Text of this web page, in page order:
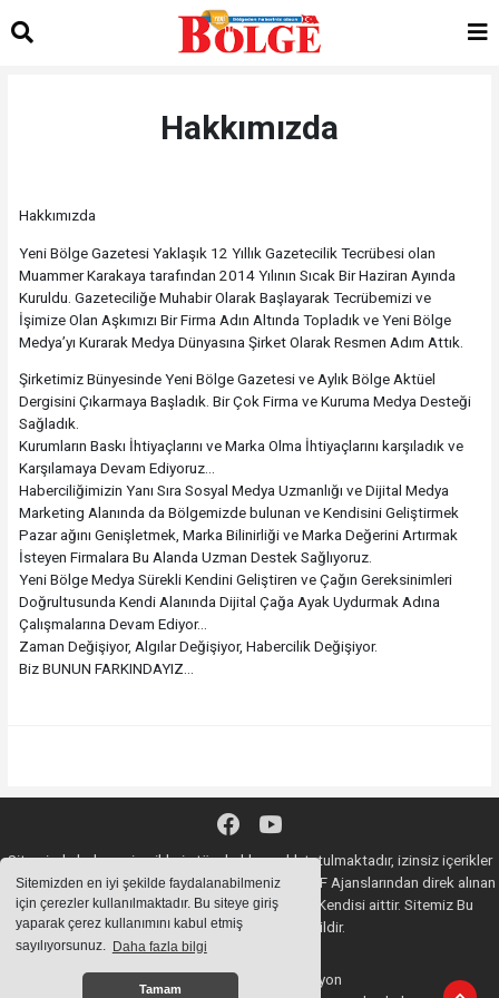
Sitemizden en iyi şekilde faydalanabilmeniz
için çerezler kullanılmaktadır. Bu siteye giriş
yaparak çerez kullanımını kabul etmiş
sayılıyorsunuz. Daha fazla bilgi
Tamam
Hakkımızda
Hakkımızda
Yeni Bölge Gazetesi Yaklaşık 12 Yıllık Gazetecilik Tecrübesi olan
Muammer Karakaya tarafından 2014 Yılının Sıcak Bir Haziran Ayında
Kuruldu. Gazeteciliğe Muhabir Olarak Başlayarak Tecrübemizi ve
İşimize Olan Aşkımızı Bir Firma Adın Altında Topladık ve Yeni Bölge
Medya’yı Kurarak Medya Dünyasına Şirket Olarak Resmen Adım Attık.
Şirketimiz Bünyesinde Yeni Bölge Gazetesi ve Aylık Bölge Aktüel
Dergisini Çıkarmaya Başladık. Bir Çok Firma ve Kuruma Medya Desteği
Sağladık.
Kurumların Baskı İhtiyaçlarını ve Marka Olma İhtiyaçlarını karşıladık ve
Karşılamaya Devam Ediyoruz...
Haberciliğimizin Yanı Sıra Sosyal Medya Uzmanlığı ve Dijital Medya
Marketing Alanında da Bölgemizde bulunan ve Kendisini Geliştirmek
Pazar ağını Genişletmek, Marka Bilinirliği ve Marka Değerini Artırmak
İsteyen Firmalara Bu Alanda Uzman Destek Sağlıyoruz.
Yeni Bölge Medya Sürekli Kendini Geliştiren ve Çağın Gereksinimleri
Doğrultusunda Kendi Alanında Dijital Çağa Ayak Uydurmak Adına
Çalışmalarına Devam Ediyor...
Zaman Değişiyor, Algılar Değişiyor, Habercilik Değişiyor.
Biz BUNUN FARKINDAYIZ...
Sitemizde bulunan içeriklerin tüm hakları saklı tutulmaktadır, izinsiz içerikler
kullanılamaz. Copyright 2020© AA, İHA, DHA, İGF Ajanslarından direk alınan
haberlerin YASAL SORUMLULUĞU Ajansların Kendisi aittir. Sitemiz Bu
Haberlerden Sorumlu değildir.
Haber Yazılımı:
Web Aksiyon